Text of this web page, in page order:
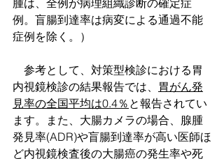
腫は、全例が病理組織診断の確定症
例。盲腸到達率は病変による通過不能
症例を除く。）
参考として、対策型検診における胃
内視鏡検診の結果報告では、 胃がん発
見率の全国平均は0.4％ と報告されてい
ます。また、大腸カメラの場合、腺腫
発見率(ADR)や盲腸到達率が高い医師ほ
ど内視鏡検査後の大腸癌の発生率や死